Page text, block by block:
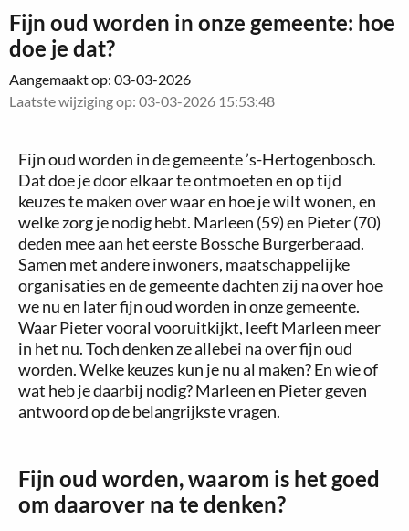
Fijn oud worden in onze gemeente: hoe
doe je dat?
Aangemaakt op: 03-03-2026
Laatste wijziging op: 03-03-2026 15:53:48
Fijn oud worden in de gemeente ’s-Hertogenbosch.
Dat doe je door elkaar te ontmoeten en op tijd
keuzes te maken over waar en hoe je wilt wonen, en
welke zorg je nodig hebt. Marleen (59) en Pieter (70)
deden mee aan het eerste Bossche Burgerberaad.
Samen met andere inwoners, maatschappelijke
organisaties en de gemeente dachten zij na over hoe
we nu en later fijn oud worden in onze gemeente.
Waar Pieter vooral vooruitkijkt, leeft Marleen meer
in het nu. Toch denken ze allebei na over fijn oud
worden. Welke keuzes kun je nu al maken? En wie of
wat heb je daarbij nodig? Marleen en Pieter geven
antwoord op de belangrijkste vragen.
Fijn oud worden, waarom is het goed
om daarover na te denken?